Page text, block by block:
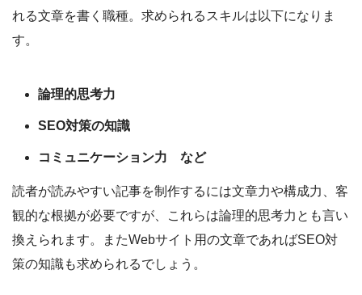
れる文章を書く職種。求められるスキルは以下になりま
す。
論理的思考力
SEO対策の知識
コミュニケーション力 など
読者が読みやすい記事を制作するには文章力や構成力、客
観的な根拠が必要ですが、これらは論理的思考力とも言い
換えられます。またWebサイト用の文章であればSEO対
策の知識も求められるでしょう。